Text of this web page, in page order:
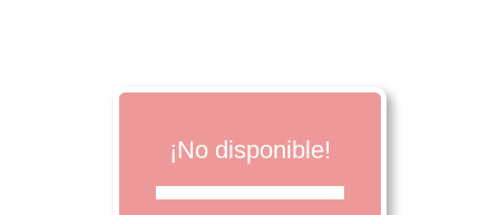
¡No disponible!